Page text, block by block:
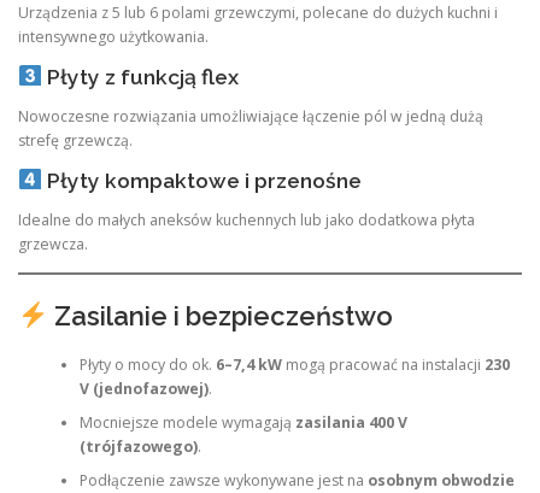
Urządzenia z 5 lub 6 polami grzewczymi, polecane do dużych kuchni i
intensywnego użytkowania.
Płyty z funkcją flex
Nowoczesne rozwiązania umożliwiające łączenie pól w jedną dużą
strefę grzewczą.
Płyty kompaktowe i przenośne
Idealne do małych aneksów kuchennych lub jako dodatkowa płyta
grzewcza.
Zasilanie i bezpieczeństwo
Płyty o mocy do ok. 6–7,4 kWmogą pracować na instalacji 230
V (jednofazowej).
Mocniejsze modele wymagają zasilania 400 V
(trójfazowego).
Podłączenie zawsze wykonywane jest na osobnym obwodzie